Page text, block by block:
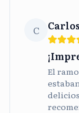
C
El